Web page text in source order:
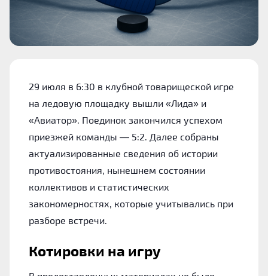
29 июля в 6:30 в клубной товарищеской игре
на ледовую площадку вышли «Лида» и
«Авиатор». Поединок закончился успехом
приезжей команды — 5:2. Далее собраны
актуализированные сведения об истории
противостояния, нынешнем состоянии
коллективов и статистических
закономерностях, которые учитывались при
разборе встречи.
Котировки на игру